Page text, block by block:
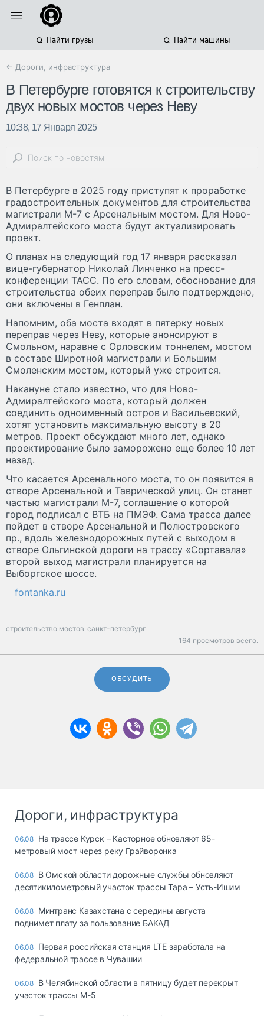
Найти грузы Найти машины
← Дороги, инфраструктура
В Петербурге готовятся к строительству
двух новых мостов через Неву
10:38, 17 Января 2025
В Петербурге в 2025 году приступят к проработке
градостроительных документов для строительства
магистрали М-7 с Арсенальным мостом. Для Ново-
Адмиралтейского моста будут актуализировать
проект.
О планах на следующий год 17 января рассказал
вице-губернатор Николай Линченко на пресс-
конференции ТАСС. По его словам, обоснование для
строительства обеих переправ было подтверждено,
они включены в Генплан.
Напомним, оба моста входят в пятерку новых
переправ через Неву, которые анонсируют в
Смольном, наравне с Орловским тоннелем, мостом
в составе Широтной магистрали и Большим
Смоленским мостом, который уже строится.
Накануне стало известно, что для Ново-
Адмиралтейского моста, который должен
соединить одноименный остров и Васильевский,
хотят установить максимальную высоту в 20
метров. Проект обсуждают много лет, однако
проектирование было заморожено еще более 10 лет
назад.
Что касается Арсенального моста, то он появится в
створе Арсенальной и Таврической улиц. Он станет
частью магистрали М-7, соглашение о которой
город подписал с ВТБ на ПМЭФ. Сама трасса далее
пойдет в створе Арсенальной и Полюстровского
пр., вдоль железнодорожных путей с выходом в
створе Ольгинской дороги на трассу «Сортавала»
второй выход магистрали планируется на
Выборгское шоссе.
fontanka.ru
строительство мостов санкт-петербург
164 просмотров всего.
ОБСУДИТЬ
Дороги, инфраструктура
06.08 На трассе Курск – Касторное обновляют 65-
метровый мост через реку Грайворонка
06.08 В Омской области дорожные службы обновляют
десятикилометровый участок трассы Тара – Усть-Ишим
06.08 Минтранс Казахстана с середины августа
поднимет плату за пользование БАКАД
06.08 Первая российская станция LTE заработала на
федеральной трассе в Чувашии
06.08 В Челябинской области в пятницу будет перекрыт
участок трассы М-5